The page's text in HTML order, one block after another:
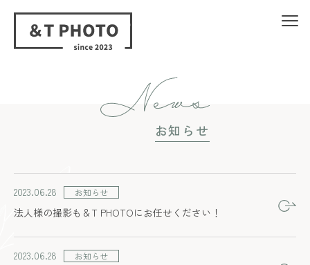
お知らせ
2023.06.28 お知らせ
法人様の撮影も＆T PHOTOにお任せください！
2023.06.28 お知らせ